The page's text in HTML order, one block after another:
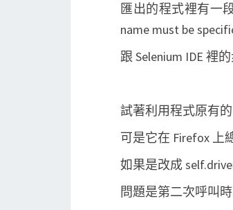
匯出的程式裡有一
name must be
跟 Selenium IDE 裡
試著利用程式原有
可是它在 Firefox 上
如果是改成
問題是第二次呼叫